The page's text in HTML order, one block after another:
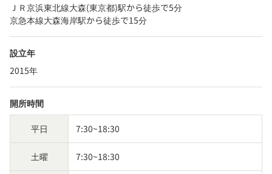
ＪＲ京浜東北線大森(東京都)駅から徒歩で5分
京急本線大森海岸駅から徒歩で15分
設立年
2015年
開所時間
平日 7:30~18:30
土曜 7:30~18:30